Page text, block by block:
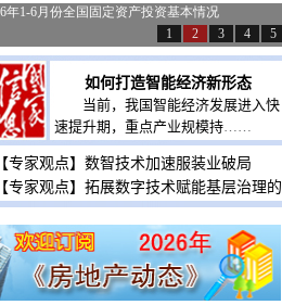
如何打造智能经济新形态
当前，我国智能经济发展进入快
速提升期，重点产业规模持……
【专家观点】数智技术加速服装业破局
【专家观点】拓展数字技术赋能基层治理的